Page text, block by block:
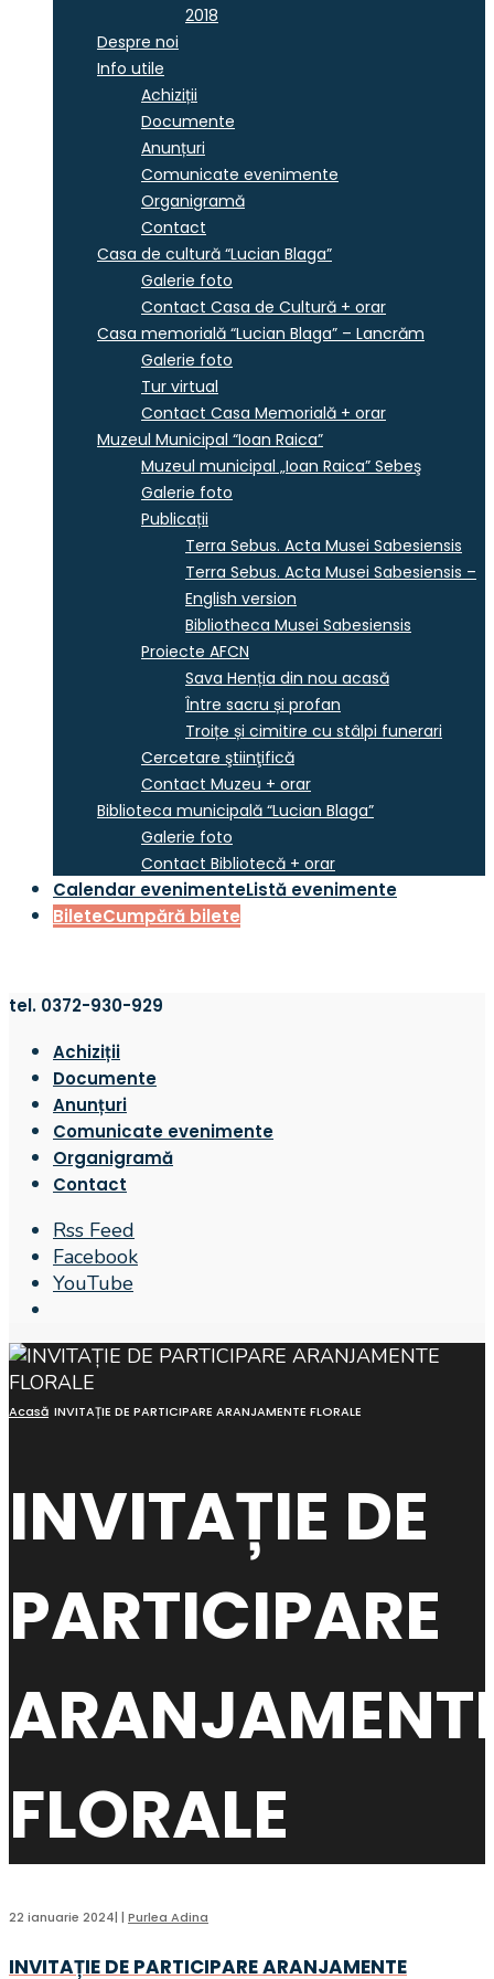
2018
Despre noi
Info utile
Achiziții
Documente
Anunțuri
Comunicate evenimente
Organigramă
Contact
Casa de cultură “Lucian Blaga”
Galerie foto
Contact Casa de Cultură + orar
Casa memorială “Lucian Blaga” – Lancrăm
Galerie foto
Tur virtual
Contact Casa Memorială + orar
Muzeul Municipal “Ioan Raica”
Muzeul municipal „Ioan Raica” Sebeş
Galerie foto
Publicații
Terra Sebus. Acta Musei Sabesiensis
Terra Sebus. Acta Musei Sabesiensis –
English version
Bibliotheca Musei Sabesiensis
Proiecte AFCN
Sava Henția din nou acasă
Între sacru și profan
Troițe și cimitire cu stâlpi funerari
Cercetare ştiinţifică
Contact Muzeu + orar
Biblioteca municipală “Lucian Blaga”
Galerie foto
Contact Bibliotecă + orar
Calendar evenimenteListă evenimente
BileteCumpără bilete
tel. 0372-930-929
Achiziții
Documente
Anunțuri
Comunicate evenimente
Organigramă
Contact
Rss Feed
Facebook
YouTube
Search
Window
Acasă INVITAȚIE DE PARTICIPARE ARANJAMENTE FLORALE
INVITAȚIE DE
PARTICIPARE
FLORALE
22 ianuarie 2024| | Purlea Adina
INVITAȚIE DE PARTICIPARE ARANJAMENTE